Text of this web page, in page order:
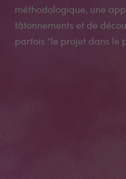
méthodologique, une
tâtonnements et de
parfois “le projet dans le